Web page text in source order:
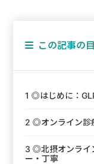
この記事の
1 ◎はじめに：
2 ◎オンライン診
3 ◎北摂オンライ
ー・丁寧